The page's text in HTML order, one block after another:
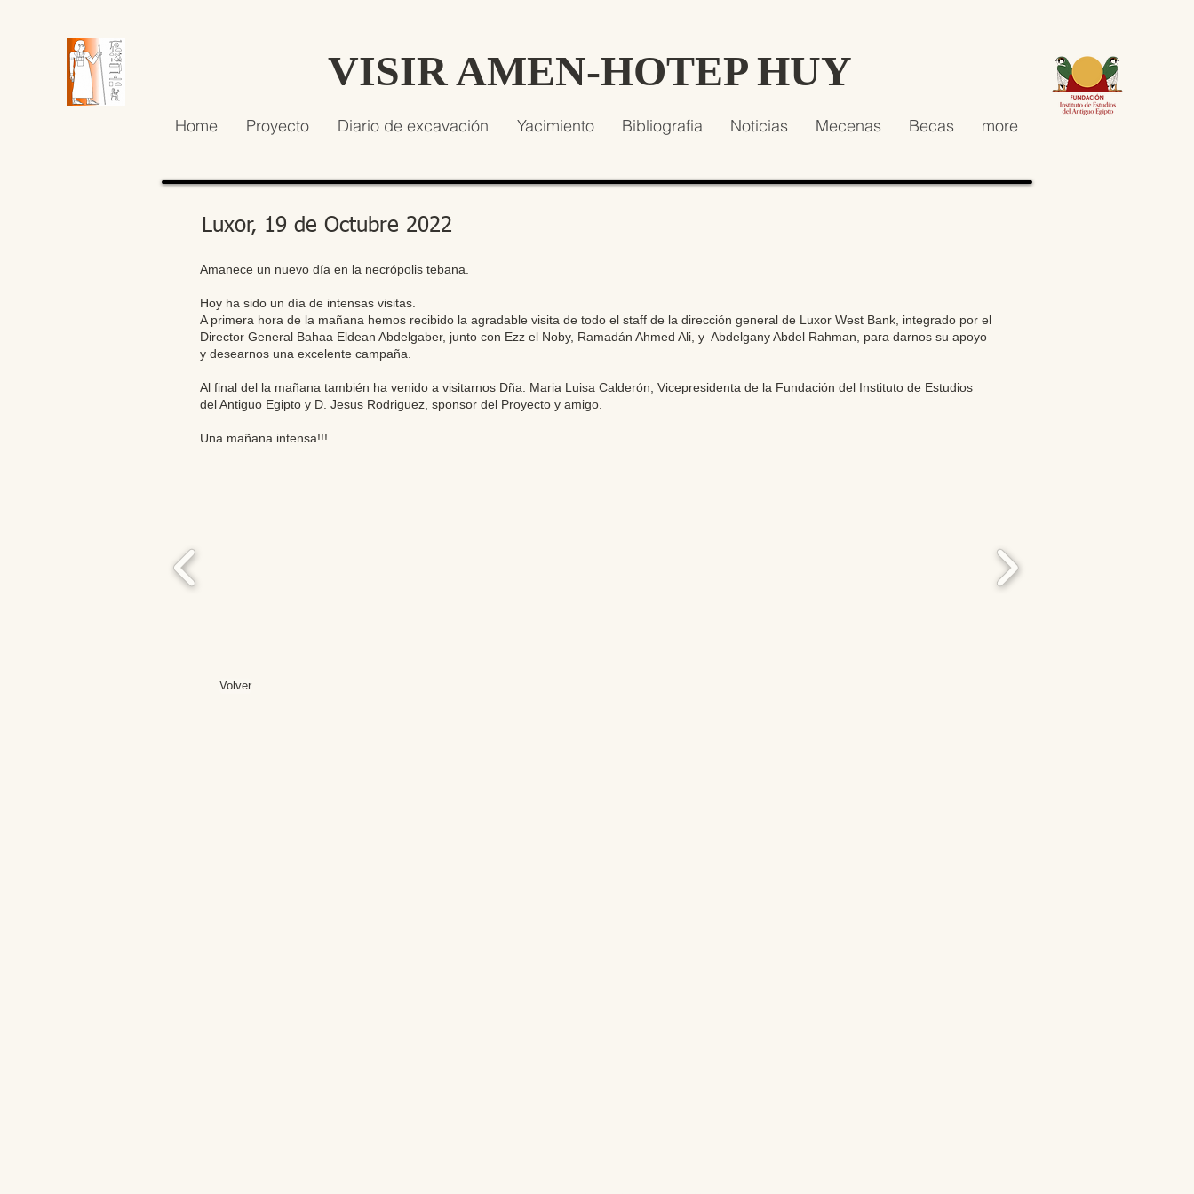
VISIR AMEN-HOTEP HUY
Home Proyecto Diario de excavación Yacimiento Bibliografia Noticias Mecenas Becas more
Luxor, 19 de Octubre 2022
Amanece un nuevo día en la necrópolis tebana.
Hoy ha sido un día de intensas visitas.
A primera hora de la mañana hemos recibido la agradable visita de todo el staff de la dirección general de Luxor West Bank, integrado por el
Director General Bahaa Eldean Abdelgaber, junto con Ezz el Noby, Ramadán Ahmed Ali, y Abdelgany Abdel Rahman, para darnos su apoyo
y desearnos una excelente campaña.
Al final del la mañana también ha venido a visitarnos Dña. Maria Luisa Calderón, Vicepresidenta de la Fundación del Instituto de Estudios
del Antiguo Egipto y D. Jesus Rodriguez, sponsor del Proyecto y amigo.
Una mañana intensa!!!
Volver